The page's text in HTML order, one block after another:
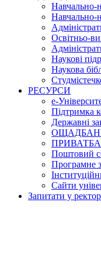
Навчально-
Навчально-
Освітньо-
Наукові
Наукова
РЕСУРСИ
е-
Підтримка
Державні
ОЩАДБАНК
Поштовий
Програмне
Сайти
Запитати у